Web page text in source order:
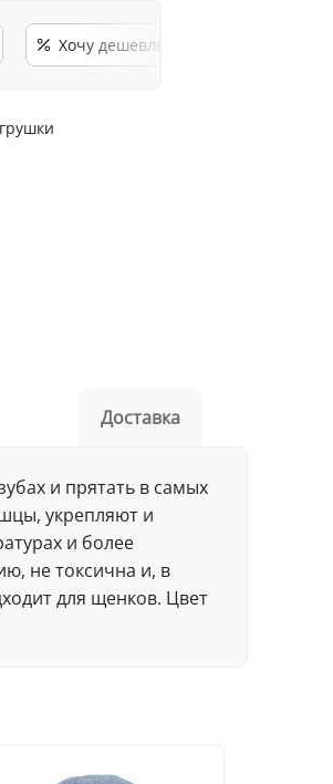
Хочу дешевле
Доставка
и прятать в самых
укрепляют и
и более
не токсична и, в
для щенков. Цвет